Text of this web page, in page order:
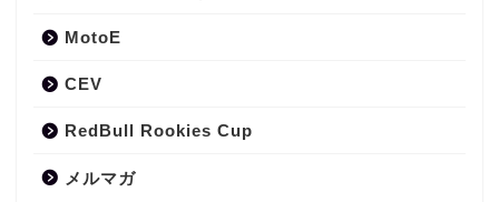
MotoE
CEV
RedBull Rookies Cup
メルマガ